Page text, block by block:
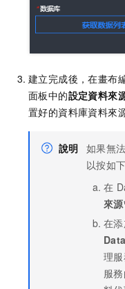
建立完成後，在畫布
面板中的設定資料來
置好的資料庫資料來源
說明 如果無
以按如
在
來
在
理服
服